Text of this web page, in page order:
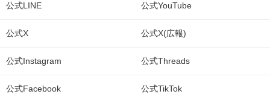
公式LINE 公式YouTube
公式X 公式X(広報)
公式Instagram 公式Threads
公式Facebook 公式TikTok